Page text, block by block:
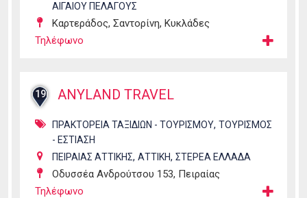
ΑΙΓΑΙΟΥ ΠΕΛΑΓΟΥΣ
Καρτεράδος, Σαντορίνη, Κυκλάδες
Τηλέφωνο
19 ANYLAND TRAVEL
ΠΡΑΚΤΟΡΕΙΑ ΤΑΞΙΔΙΩΝ - ΤΟΥΡΙΣΜΟΥ, ΤΟΥΡΙΣΜΟΣ
- ΕΣΤΙΑΣΗ
ΠΕΙΡΑΙΑΣ ΑΤΤΙΚΗΣ, ΑΤΤΙΚΗ, ΣΤΕΡΕΑ ΕΛΛΑΔΑ
Οδυσσέα Ανδρούτσου 153, Πειραίας
Τηλέφωνο